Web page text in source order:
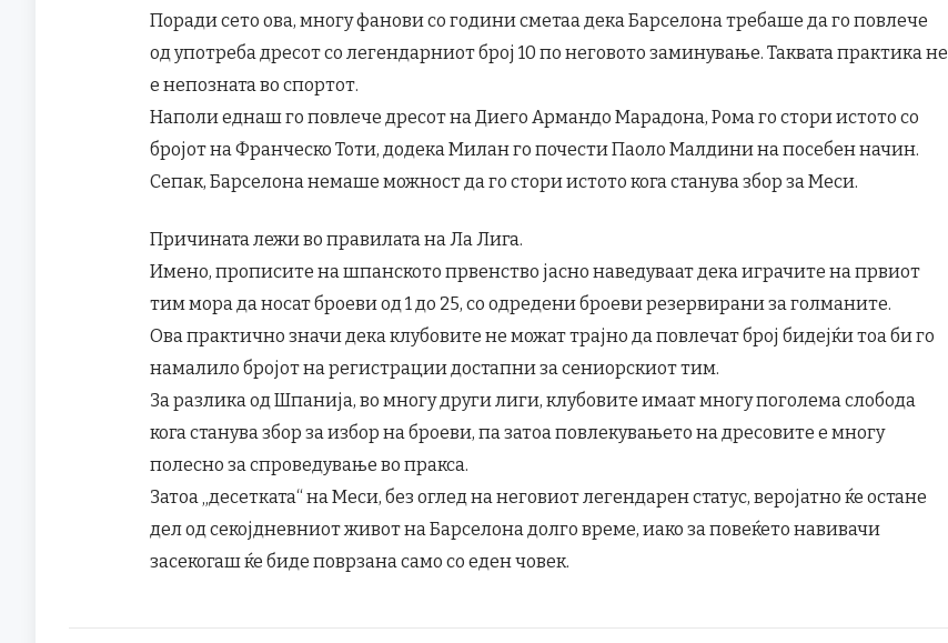
Поради сето ова, многу фанови со години сметаа дека Барселона требаше да го повлече
од употреба дресот со легендарниот број 10 по неговото заминување. Таквата практика не
е непозната во спортот.
Наполи еднаш го повлече дресот на Диего Армандо Марадона, Рома го стори истото со
бројот на Франческо Тоти, додека Милан го почести Паоло Малдини на посебен начин.
Сепак, Барселона немаше можност да го стори истото кога станува збор за Меси.
Причината лежи во правилата на Ла Лига.
Имено, прописите на шпанското првенство јасно наведуваат дека играчите на првиот
тим мора да носат броеви од 1 до 25, со одредени броеви резервирани за голманите.
Ова практично значи дека клубовите не можат трајно да повлечат број бидејќи тоа би го
намалило бројот на регистрации достапни за сениорскиот тим.
За разлика од Шпанија, во многу други лиги, клубовите имаат многу поголема слобода
кога станува збор за избор на броеви, па затоа повлекувањето на дресовите е многу
полесно за спроведување во пракса.
Затоа „десетката“ на Меси, без оглед на неговиот легендарен статус, веројатно ќе остане
дел од секојдневниот живот на Барселона долго време, иако за повеќето навивачи
засекогаш ќе биде поврзана само со еден човек.